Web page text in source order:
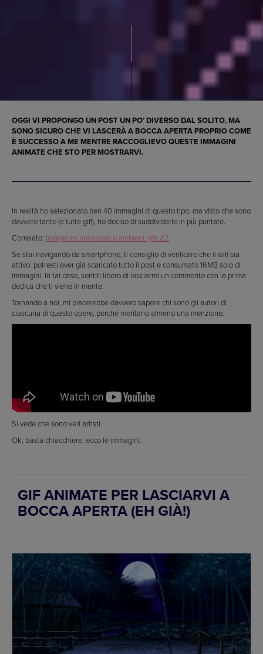
OGGI VI PROPONGO UN POST UN PO’ DIVERSO DAL SOLITO, MA
SONO SICURO CHE VI LASCERÀ A BOCCA APERTA PROPRIO COME
È SUCCESSO A ME MENTRE RACCOGLIEVO QUESTE IMMAGINI
ANIMATE CHE STO PER MOSTRARVI.
In realtà ho selezionato ben 40 immagini di questo tipo, ma visto che sono
davvero tante (e tutte gif!), ho deciso di suddividerle in più puntate.
Correlato: Imágenes animadas o ambient gifs #2
Se stai navigando da smartphone, ti consiglio di verificare che il wifi sia
attivo: potresti aver già scaricato tutto il post e consumato 16MB solo di
immagini. In tal caso, sentiti libero di lasciarmi un commento con la prima
dedica che ti viene in mente.
Tornando a noi, mi piacerebbe davvero sapere chi sono gli autori di
ciascuna di queste opere, perché meritano almeno una menzione.
Si vede che sono veri artisti.
Ok, basta chiacchiere, ecco le immagini.
GIF ANIMATE PER LASCIARVI A
BOCCA APERTA (EH GIÀ!)